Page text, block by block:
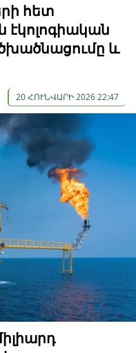
հետ
էկոլոգիական
և
20 ՀՈՒՆՎԱՐԻ 2026 22:47